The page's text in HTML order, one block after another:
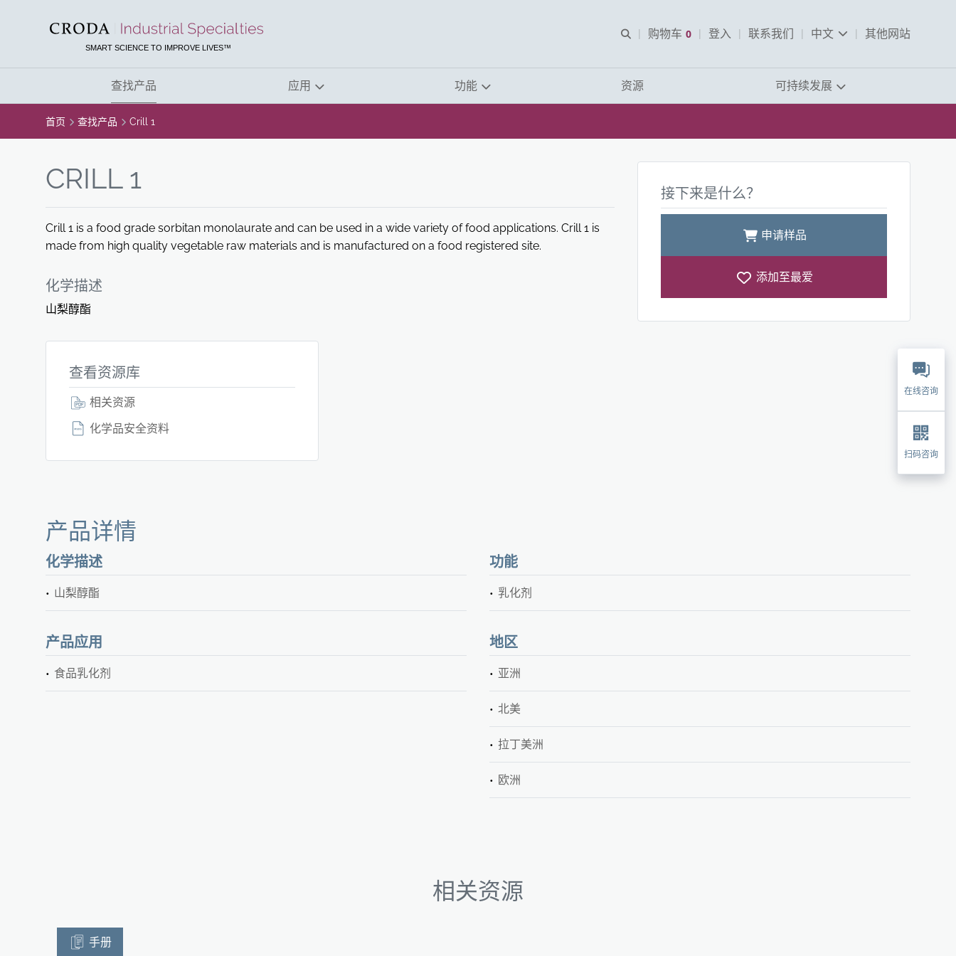
SMART SCIENCE TO IMPROVE LIVES™
Open Search
购物车 0
查看购物车
登入 联系我们 中文 其他网站
查找产品 应用 功能 资源 可持续发展
首页 查找产品 Crill 1
CRILL 1
Crill 1 is a food grade sorbitan monolaurate and can be used in a wide variety of food applications. Crill 1 is
made from high quality vegetable raw materials and is manufactured on a food registered site.
化学描述
山梨醇酯
接下来是什么？
申请样品
添加至最爱
查看资源库
相关资源
化学品安全资料
产品详情
化学描述
山梨醇酯
功能
乳化剂
产品应用
食品乳化剂
地区
亚洲
北美
拉丁美洲
欧洲
相关资源
手册
在线咨询
扫码咨询